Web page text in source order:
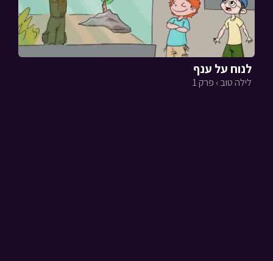
לנוח על ענף
לילה טוב › פרק 1